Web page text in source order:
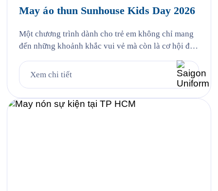
May áo thun Sunhouse Kids Day 2026
Một chương trình dành cho trẻ em không chỉ mang
đến những khoảnh khắc vui vẻ mà còn là cơ hội để
kế đồng phục ấn tượng. Đồng hành cùng sự kiện
SUNHOUSE KIDS DAY 2026, Saigon Uniform tự
Xem chi tiết